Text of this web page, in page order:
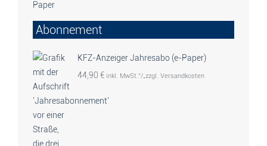
Abonnement
KFZ-Anzeiger Jahresabo (e-Paper)
44,90 € inkl. MwSt.“/„zzgl. Versandkosten